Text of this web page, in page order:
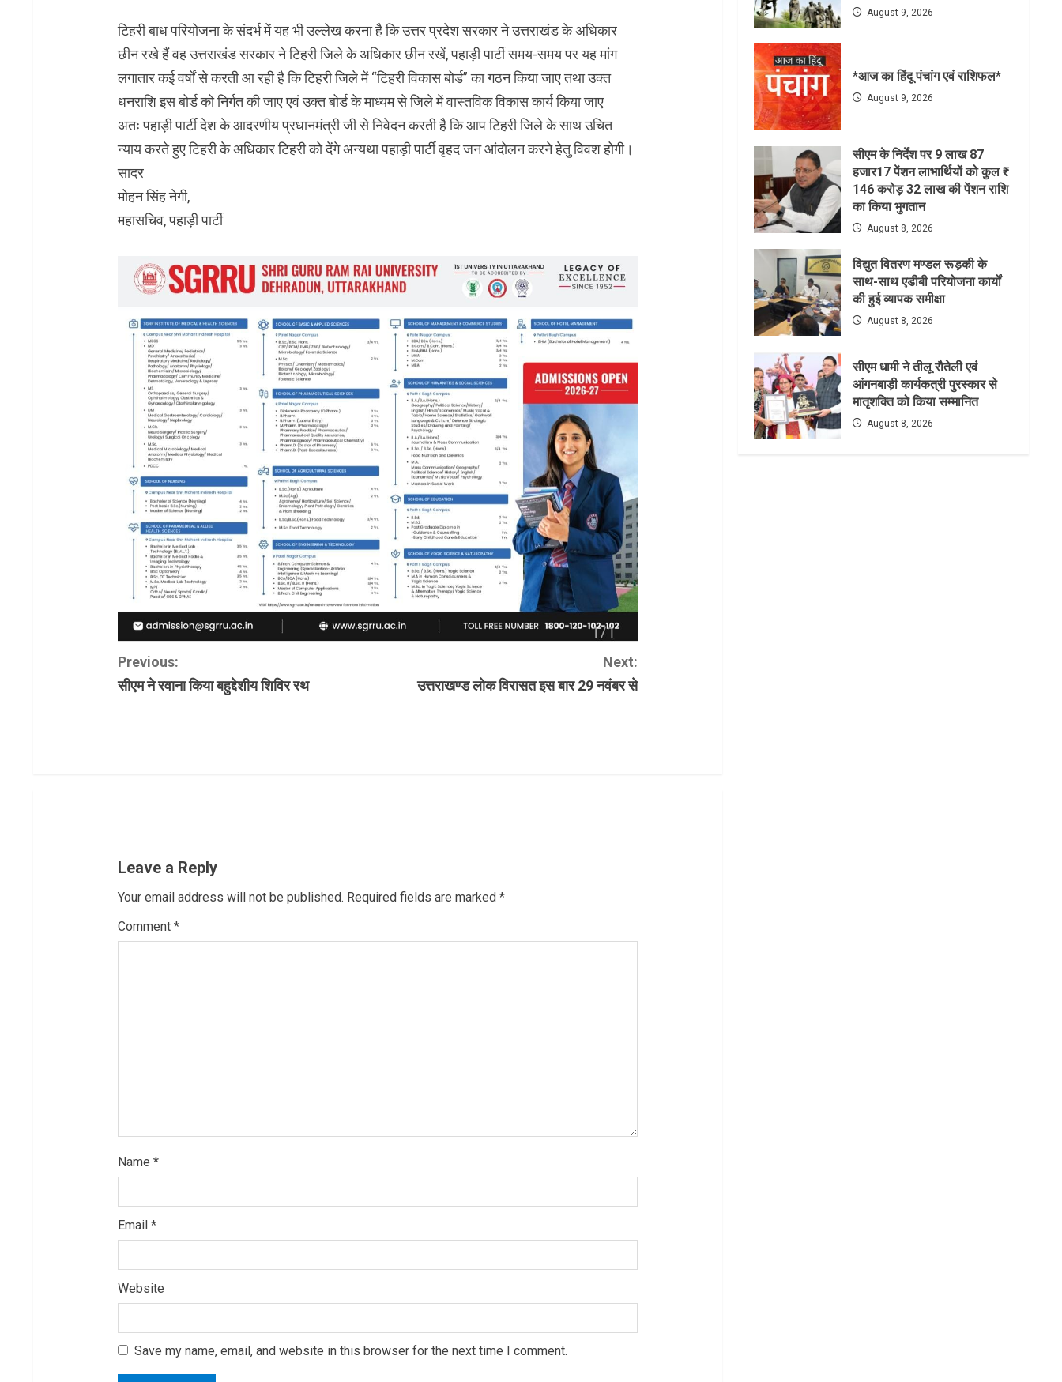
टिहरी बाध परियोजना के संदर्भ में यह भी उल्लेख करना है कि उत्तर प्रदेश सरकार ने उत्तराखंड के अधिकार
छीन रखे हैं वह उत्तराखंड सरकार ने टिहरी जिले के अधिकार छीन रखें, पहाड़ी पार्टी समय-समय पर यह मांग
लगातार कई वर्षों से करती आ रही है कि टिहरी जिले में “टिहरी विकास बोर्ड” का गठन किया जाए तथा उक्त
धनराशि इस बोर्ड को निर्गत की जाए एवं उक्त बोर्ड के माध्यम से जिले में वास्तविक विकास कार्य किया जाए
अतः पहाड़ी पार्टी देश के आदरणीय प्रधानमंत्री जी से निवेदन करती है कि आप टिहरी जिले के साथ उचित
न्याय करते हुए टिहरी के अधिकार टिहरी को देंगे अन्यथा पहाड़ी पार्टी वृहद जन आंदोलन करने हेतु विवश होगी।
सादर
मोहन सिंह नेगी,
महासचिव, पहाड़ी पार्टी
C
o
u
e
R
g
Previous:
सीएम ने रवाना किया बहुद्देशीय शिविर रथ
Next:
उत्तराखण्ड लोक विरासत इस बार 29 नवंबर से
Leave a Reply
Your email address will not be published. Required fields are marked *
Comment *
Name *
Email *
Website
Save my name, email, and website in this browser for the next time I comment.
August 9, 2026
*आज का हिंदू पंचांग एवं राशिफल*
August 9, 2026
सीएम के निर्देश पर 9 लाख 87
हजार17 पेंशन लाभार्थियों को कुल ₹
146 करोड़ 32 लाख की पेंशन राशि
का किया भुगतान
August 8, 2026
विद्युत वितरण मण्डल रूड़की के
साथ-साथ एडीबी परियोजना कार्यों
की हुई व्यापक समीक्षा
August 8, 2026
सीएम धामी ने तीलू रौतेली एवं
आंगनबाड़ी कार्यकत्री पुरस्कार से
मातृशक्ति को किया सम्मानित
August 8, 2026